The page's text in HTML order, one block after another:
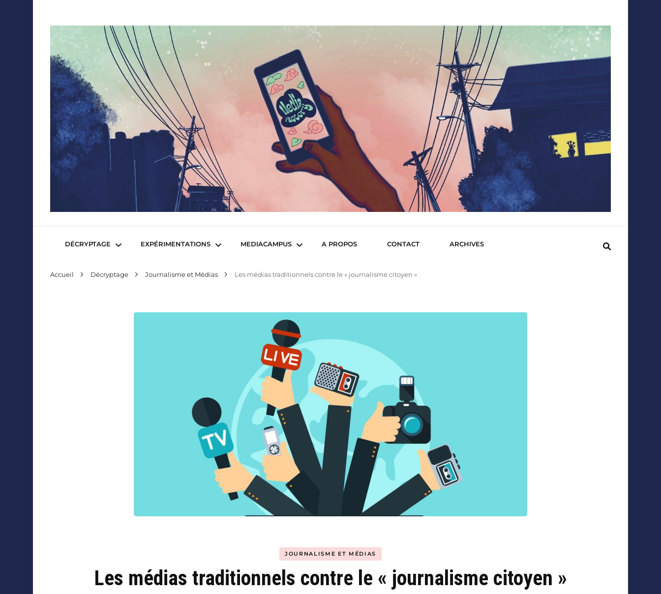
Mediafactory – Le blog des étudiants d'Audencia SciencesCom
DÉCRYPTAGE EXPÉRIMENTATIONS
Com’Inside
Hyblab
Hermine social media
MEDIACAMPUS
News du Campus
Mediacampus
A PROPOS CONTACT ARCHIVES
Accueil Décryptage Journalisme et Médias Les médias traditionnels contre le « journalisme citoyen »
JOURNALISME ET MÉDIAS
Les médias traditionnels contre le « journalisme citoyen »